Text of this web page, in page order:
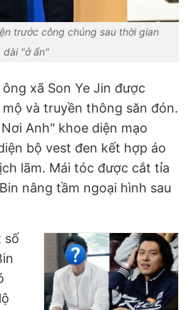
trước công chúng sau thời gian
dài "ở ẩn"
xã Son Ye Jin được
và truyền thông săn đón.
Anh" khoe diện mạo
bộ vest đen kết hợp áo
lãm. Mái tóc được cắt tỉa
nâng tầm ngoại hình sau
số